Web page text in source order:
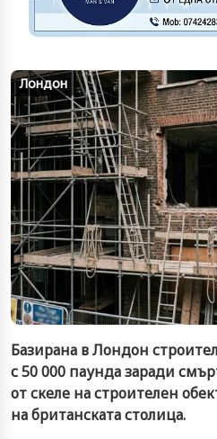
Лондон
Базирана в Лондон
с 50 000 паунда заради
от скеле на строителен
на британската столица.